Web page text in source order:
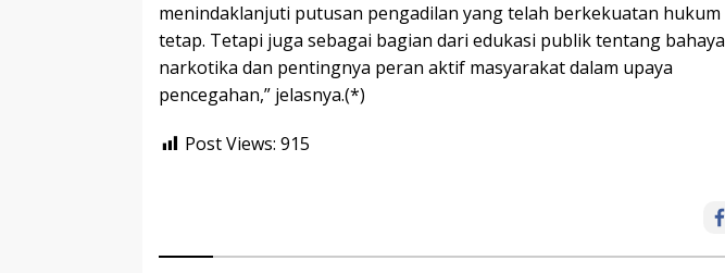
menindaklanjuti putusan pengadilan yang telah berkekuatan hukum
tetap. Tetapi juga sebagai bagian dari edukasi publik tentang bahaya
narkotika dan pentingnya peran aktif masyarakat dalam upaya
pencegahan,” jelasnya.(*)
Post Views: 915